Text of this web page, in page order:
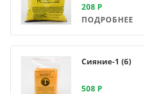
208 Р
ПОДРОБНЕЕ
Сияние-1 (6)
508 Р